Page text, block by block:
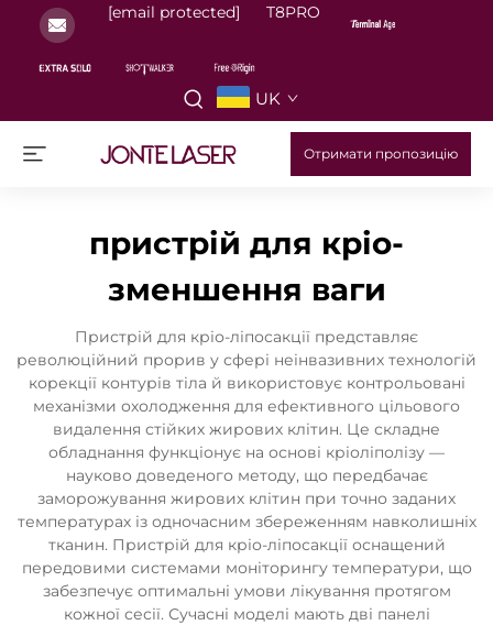
[email protected] T8PRO
UK
Отримати пропозицію
пристрій для кріо-
зменшення ваги
Пристрій для кріо-ліпосакції представляє
революційний прорив у сфері неінвазивних технологій
корекції контурів тіла й використовує контрольовані
механізми охолодження для ефективного цільового
видалення стійких жирових клітин. Це складне
обладнання функціонує на основі кріоліполізу —
науково доведеного методу, що передбачає
заморожування жирових клітин при точно заданих
температурах із одночасним збереженням навколишніх
тканин. Пристрій для кріо-ліпосакції оснащений
передовими системами моніторингу температури, що
забезпечує оптимальні умови лікування протягом
кожної сесії. Сучасні моделі мають дві панелі